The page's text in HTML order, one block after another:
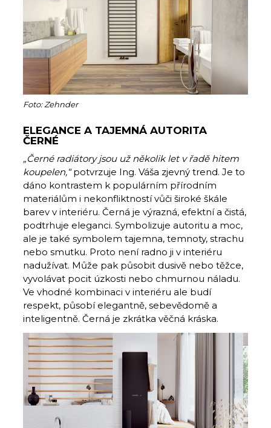
Foto: Zehnder
ELEGANCE A TAJEMNÁ AUTORITA
ČERNÉ
„Černé radiátory jsou už několik let v řadě hitem
koupelen,“potvrzuje Ing. Váša zjevný trend. Je to
dáno kontrastem k populárním přírodním
materiálům i nekonfliktností vůči široké škále
barev v interiéru. Černá je výrazná, efektní a čistá,
podtrhuje eleganci. Symbolizuje autoritu a moc,
ale je také symbolem tajemna, temnoty, strachu
nebo smutku. Proto není radno ji v interiéru
nadužívat. Může pak působit dusivě nebo těžce,
vyvolávat pocit úzkosti nebo chmurnou náladu.
Ve vhodné kombinaci v interiéru ale budí
respekt, působí elegantně, sebevědomě a
inteligentně. Černá je zkrátka věčná kráska.